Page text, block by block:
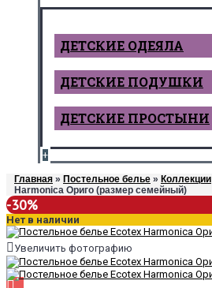
ДЕТCКИЕ ОДЕЯЛА
ДЕТСКИЕ ПОДУШКИ
ДЕТСКИЕ ПРОСТЫНИ
+
Главная » Постельное белье » Коллекции
Harmonica Ориго (размер семейный)
-30%
Нет в наличии
Увеличить фотографию